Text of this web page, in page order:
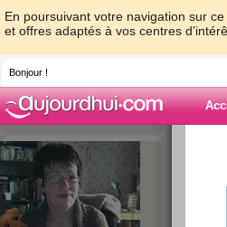
En poursuivant votre navigation sur
et offres adaptés à vos centres
Bonjour !